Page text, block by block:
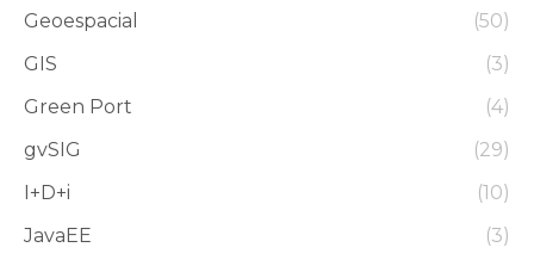
Geoespacial
(50)
GIS
(3)
Green Port
(4)
gvSIG
(29)
I+D+i
(10)
JavaEE
(3)